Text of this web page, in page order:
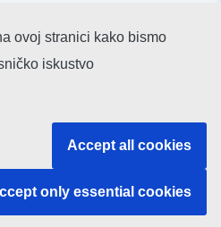
mrežama
ovoj stranici kako bismo
iskustvo
Accept all cookies
only essential cookies